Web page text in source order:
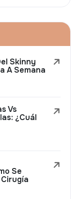
Skinny
A Semana
Vs
¿Cuál
Se